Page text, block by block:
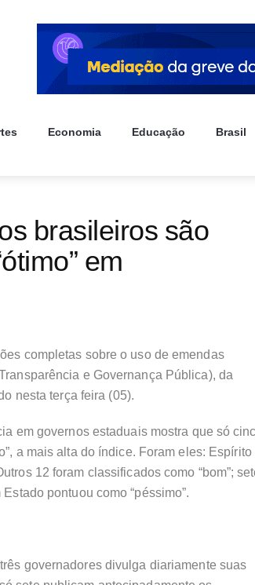
Economia Educação Brasil
brasileiros são
em
completas sobre o uso de emendas
e Governança Pública), da
nesta terça feira (05).
em governos estaduais mostra que só
a mais alta do índice. Foram eles: Espírito
12 foram classificados como “bom”;
pontuou como “péssimo”.
governadores divulga diariamente suas